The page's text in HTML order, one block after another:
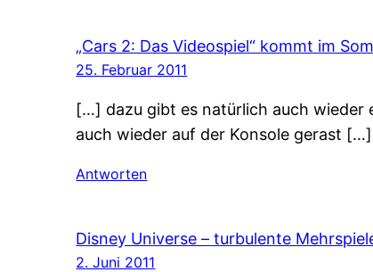
„Cars 2: Das Videospiel“ kommt im
25. Februar 2011
[…] dazu gibt es natürlich auch wieder
auch wieder auf der Konsole gerast […]
Antworten
Disney Universe – turbulente
2. Juni 2011